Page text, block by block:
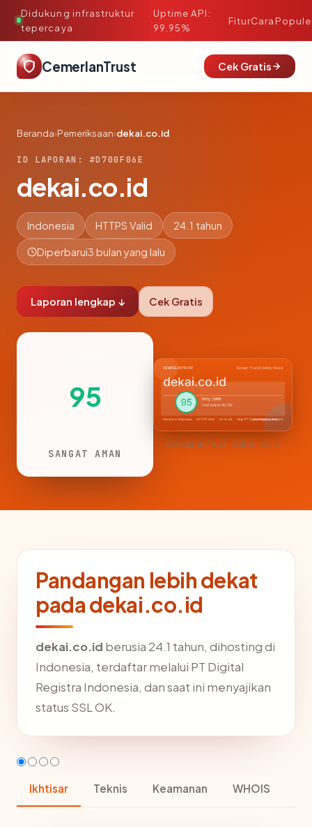
Didukung infrastruktur
tepercaya
·
Uptime API:
99.95%
FiturCara
CemerlanTrust Cek Gratis
Beranda›Pemeriksaan›dekai.co.id
ID LAPORAN: #D700F06E
dekai.co.id
Indonesia HTTPS Valid 24.1 tahun
Diperbarui3 bulan yang lalu
Laporan lengkap ↓ Cek Gratis
95
SANGAT AMAN
CemerlanTrust · dekai.co.id
Pandangan lebih dekat
pada dekai.co.id
dekai.co.id berusia 24.1 tahun, dihosting di
Indonesia, terdaftar melalui PT Digital
Registra Indonesia, dan saat ini menyajikan
status SSL OK.
Ikhtisar Teknis Keamanan WHOIS